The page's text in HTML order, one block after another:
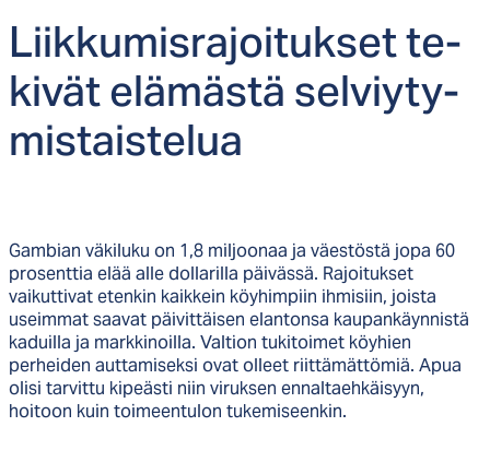
Liik­ku­mis­ra­joi­tuk­set te­
ki­vät elä­mäs­tä sel­viy­ty­
mis­tais­te­lua
Gambian väkiluku on 1,8 miljoonaa ja väestöstä jopa 60
prosenttia elää alle dollarilla päivässä. Rajoitukset
vaikuttivat etenkin kaikkein köyhimpiin ihmisiin, joista
useimmat saavat päivittäisen elantonsa kaupankäynnistä
kaduilla ja markkinoilla. Valtion tukitoimet köyhien
perheiden auttamiseksi ovat olleet riittämättömiä. Apua
olisi tarvittu kipeästi niin viruksen ennaltaehkäisyyn,
hoitoon kuin toimeentulon tukemiseenkin.